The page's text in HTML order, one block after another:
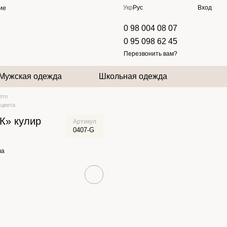
Укр Рус Вход
0 98 004 08 07
0 95 098 62 45
Перезвонить вам?
одежда Школьная одежда
кулир Артикул
0407-G